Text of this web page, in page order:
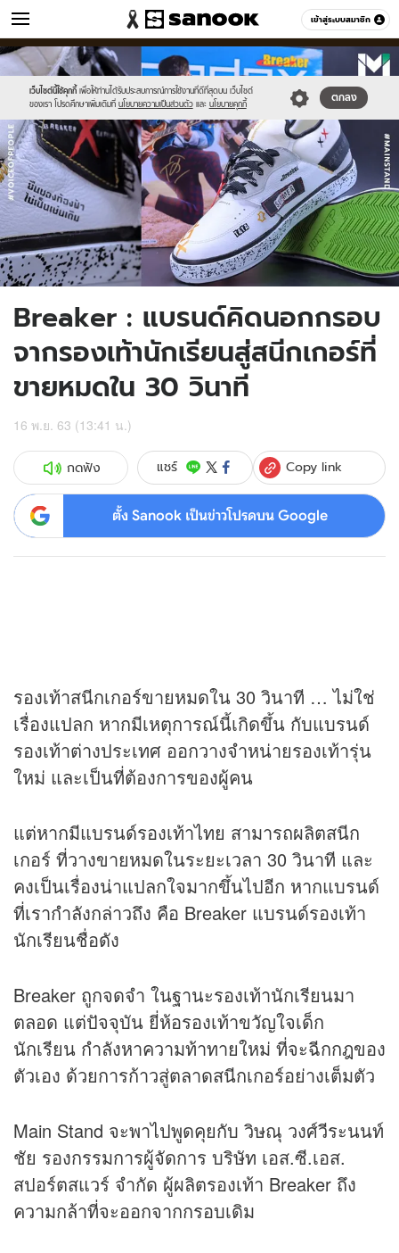
เข้าสู่ระบบสมาชิก
วัยรุ่น หมวดอื่นๆ
เว็บไซต์นี้ใช้คุกกี้ เพื่อให้ท่านได้รับประสบการณ์การใช้งานที่ดีที่สุดบน เว็บไซต์
ของเรา โปรดศึกษาเพิ่มเติมที่ นโยบายความเป็นส่วนตัว และ นโยบายคุกกี้
ตกลง
Sanook
//s.isanook.com/sr/0/images/logo-
new-
sanook.png
600
60
//s.isanook.com/ca/0/ud/280/1402708/
Breaker : แบรนด์คิดนอกกรอบ
จากรองเท้านักเรียนสู่สนีกเกอร์ที่
ขายหมดใน 30 วินาที
16 พ.ย. 63 (13:41 น.)
กดฟัง แชร์ Copy link
ตั้ง Sanook เป็นข่าวโปรดบน Google
รองเท้าสนีกเกอร์ขายหมดใน 30 วินาที … ไม่ใช่
เรื่องแปลก หากมีเหตุการณ์นี้เกิดขึ้น กับแบรนด์
รองเท้าต่างประเทศ ออกวางจำหน่ายรองเท้ารุ่น
ใหม่ และเป็นที่ต้องการของผู้คน
แต่หากมีแบรนด์รองเท้าไทย สามารถผลิตสนีก
เกอร์ ที่วางขายหมดในระยะเวลา 30 วินาที และ
คงเป็นเรื่องน่าแปลกใจมากขึ้นไปอีก หากแบรนด์
ที่เรากำลังกล่าวถึง คือ Breaker แบรนด์รองเท้า
นักเรียนชื่อดัง
Breaker ถูกจดจำ ในฐานะรองเท้านักเรียนมา
ตลอด แต่ปัจจุบัน ยี่ห้อรองเท้าขวัญใจเด็ก
นักเรียน กำลังหาความท้าทายใหม่ ที่จะฉีกกฎของ
ตัวเอง ด้วยการก้าวสู่ตลาดสนีกเกอร์อย่างเต็มตัว
Main Stand จะพาไปพูดคุยกับ วิษณุ วงศ์วีระนนท์
ชัย รองกรรมการผู้จัดการ บริษัท เอส.ซี.เอส.
สปอร์ตสแวร์ จำกัด ผู้ผลิตรองเท้า Breaker ถึง
ความกล้าที่จะออกจากกรอบเดิม